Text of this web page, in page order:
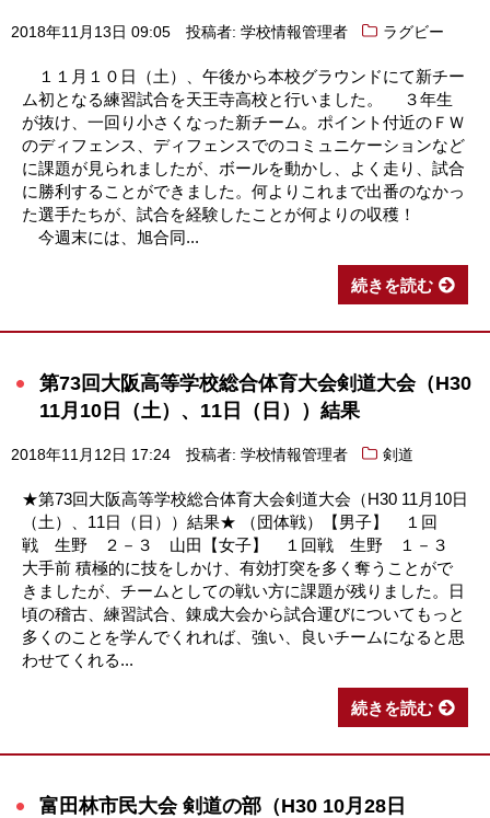
2018年11月13日 09:05 投稿者: 学校情報管理者 ラグビー
１１月１０日（土）、午後から本校グラウンドにて新チー
ム初となる練習試合を天王寺高校と行いました。 ３年生
が抜け、一回り小さくなった新チーム。ポイント付近のＦＷ
のディフェンス、ディフェンスでのコミュニケーションなど
に課題が見られましたが、ボールを動かし、よく走り、試合
に勝利することができました。何よりこれまで出番のなかっ
た選手たちが、試合を経験したことが何よりの収穫！
今週末には、旭合同...
続きを読む
第73回大阪高等学校総合体育大会剣道大会（H30
11月10日（土）、11日（日））結果
2018年11月12日 17:24 投稿者: 学校情報管理者 剣道
★第73回大阪高等学校総合体育大会剣道大会（H30 11月10日
（土）、11日（日））結果★ （団体戦）【男子】 １回
戦 生野 ２－３ 山田【女子】 １回戦 生野 １－３
大手前 積極的に技をしかけ、有効打突を多く奪うことがで
きましたが、チームとしての戦い方に課題が残りました。日
頃の稽古、練習試合、錬成大会から試合運びについてもっと
多くのことを学んでくれれば、強い、良いチームになると思
わせてくれる...
続きを読む
富田林市民大会 剣道の部（H30 10月28日